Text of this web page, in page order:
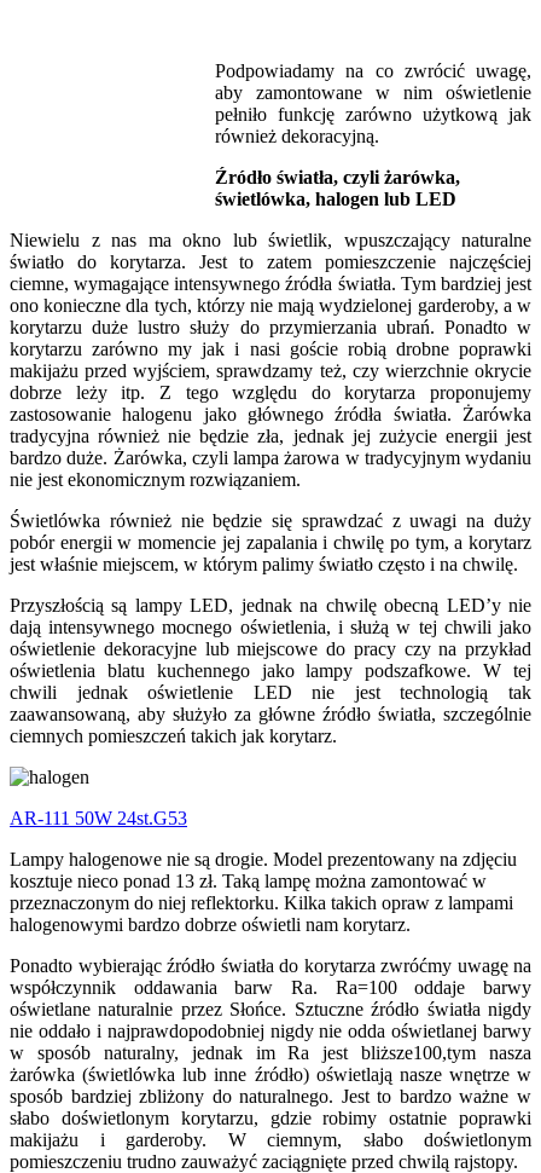
Podpowiadamy na co zwrócić uwagę,
aby zamontowane w nim oświetlenie
pełniło funkcję zarówno użytkową jak
również dekoracyjną.
Źródło światła, czyli żarówka,
świetlówka, halogen lub LED
Niewielu z nas ma okno lub świetlik, wpuszczający naturalne
światło do korytarza. Jest to zatem pomieszczenie najczęściej
ciemne, wymagające intensywnego źródła światła. Tym bardziej jest
ono konieczne dla tych, którzy nie mają wydzielonej garderoby, a w
korytarzu duże lustro służy do przymierzania ubrań. Ponadto w
korytarzu zarówno my jak i nasi goście robią drobne poprawki
makijażu przed wyjściem, sprawdzamy też, czy wierzchnie okrycie
dobrze leży itp. Z tego względu do korytarza proponujemy
zastosowanie halogenu jako głównego źródła światła. Żarówka
tradycyjna również nie będzie zła, jednak jej zużycie energii jest
bardzo duże. Żarówka, czyli lampa żarowa w tradycyjnym wydaniu
nie jest ekonomicznym rozwiązaniem.
Świetlówka również nie będzie się sprawdzać z uwagi na duży
pobór energii w momencie jej zapalania i chwilę po tym, a korytarz
jest właśnie miejscem, w którym palimy światło często i na chwilę.
Przyszłością są lampy LED, jednak na chwilę obecną LED’y nie
dają intensywnego mocnego oświetlenia, i służą w tej chwili jako
oświetlenie dekoracyjne lub miejscowe do pracy czy na przykład
oświetlenia blatu kuchennego jako lampy podszafkowe. W tej
chwili jednak oświetlenie LED nie jest technologią tak
zaawansowaną, aby służyło za główne źródło światła, szczególnie
ciemnych pomieszczeń takich jak korytarz.
AR-111 50W 24st.G53
Lampy halogenowe nie są drogie. Model prezentowany na zdjęciu
kosztuje nieco ponad 13 zł. Taką lampę można zamontować w
przeznaczonym do niej reflektorku. Kilka takich opraw z lampami
halogenowymi bardzo dobrze oświetli nam korytarz.
Ponadto wybierając źródło światła do korytarza zwróćmy uwagę na
współczynnik oddawania barw Ra. Ra=100 oddaje barwy
oświetlane naturalnie przez Słońce. Sztuczne źródło światła nigdy
nie oddało i najprawdopodobniej nigdy nie odda oświetlanej barwy
w sposób naturalny, jednak im Ra jest bliższe100,tym nasza
żarówka (świetlówka lub inne źródło) oświetlają nasze wnętrze w
sposób bardziej zbliżony do naturalnego. Jest to bardzo ważne w
słabo doświetlonym korytarzu, gdzie robimy ostatnie poprawki
makijażu i garderoby. W ciemnym, słabo doświetlonym
pomieszczeniu trudno zauważyć zaciągnięte przed chwilą rajstopy.